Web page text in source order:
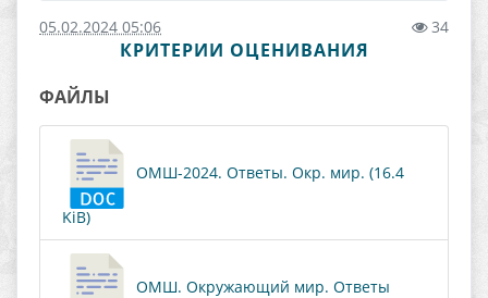
05.02.2024 05:06 34
КРИТЕРИИ ОЦЕНИВАНИЯ
ФАЙЛЫ
ОМШ-2024. Ответы. Окр. мир. (16.4
KiB)
ОМШ. Окружающий мир. Ответы